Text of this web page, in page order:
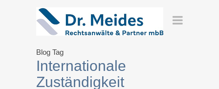
Blog Tag
Internationale
Zuständigkeit